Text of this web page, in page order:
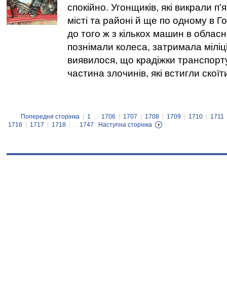
спокійно. Угонщиків, які викрали
місті та районі й ще по одному в
до того ж з кількох машин в
познімали колеса, затримала
виявилося, що крадіжки
частина злочинів, які встигли
Попередня сторінка 1 ... 1706 1707 1708 1709 1710 1711
1716
1717 1718 | ... 1747 Наступна сторінка